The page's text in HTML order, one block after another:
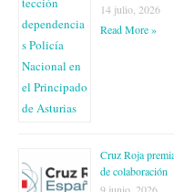
14 julio, 2026
Read More »
Cruz Roja
de colaboración
9 junio, 2026